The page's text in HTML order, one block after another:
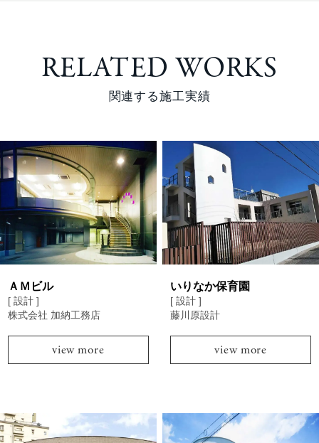
RELATED WORKS
関連する施工実績
ＡＭビル
[ 設計 ]
株式会社 加納工務店
view more
いりなか保育園
[ 設計 ]
藤川原設計
view more